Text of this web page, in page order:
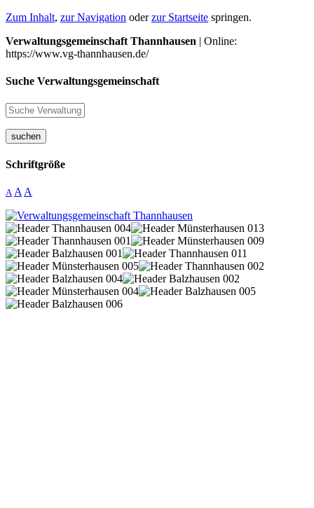
Zum Inhalt, zur Navigation oderzur Startseite springen.
Verwaltungsgemeinschaft Thannhausen | Online:
https://www.vg-thannhausen.de/
Suche Verwaltungsgemeinschaft
suchen
Schriftgröße
A A A